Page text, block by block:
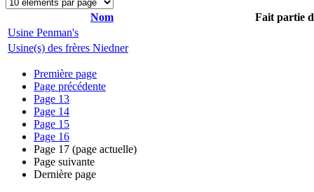
Nom
Fait partie
Usine Penman's
Usine(s) des frères Niedner
Première page
Page précédente
Page 13
Page 14
Page 15
Page 16
Page 17 (page actuelle)
Page suivante
Dernière page